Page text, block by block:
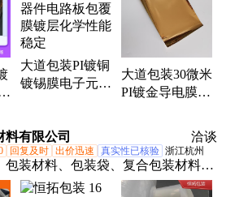
大道包装PI镀铜
镀锡膜电子元器
定
大道包装30微米
PI镀金导电膜镀
料有限公司 洽谈
回复及时 出价迅速 真实性已核验 浙江杭州
包装材料、包装袋、复合包装材料、
、立体袋